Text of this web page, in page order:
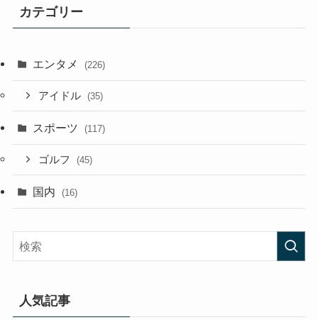
カテゴリー
エンタメ (226)
アイドル (35)
スポーツ (117)
ゴルフ (45)
国内 (16)
人気記事